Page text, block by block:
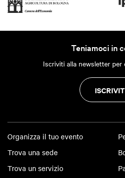
Teniamoci in
Iscriviti alla newsletter per
Organizza il tuo evento
Trova una sede
Trova un servizio